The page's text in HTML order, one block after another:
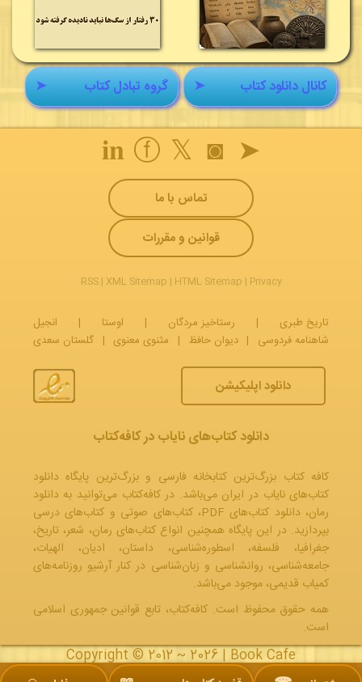
➤ گروه تبادل کتاب ➤ کانال دانلود کتاب
➤
◙
𝕏
ⓕ
𝐢𝐧
تماس با ما
قوانین و مقررات
RSS| XML Sitemap | HTML Sitemap | Privacy
تاریخ طبری | رستاخیز مردگان | اوستا |
انجیل
شاهنامه فردوسی | دیوان حافظ | مثنوی معنوی | گلستان سعدی
دانلود اپلیکیشن
دانلود کتاب‌های نایاب در کافه‌کتاب
کافه کتاب بزرگ‌ترین کتابخانه فارسی و بزرگ‌ترین پایگاه دانلود
کتاب‌های نایاب در ایران می‌باشد. در کافه‌کتاب می‌توانید به دانلود
رمان، دانلود کتاب‌های PDF، کتاب‌های صوتی و کتاب‌های درسی
بپردازید. در این پایگاه همچنین انواع کتاب‌های رمان، شعر، تاریخ،
جغرافیا، فلسفه، اسطوره‌شناسی، داستان، ادیان، الهیات،
جامعه‌شناسی، روانشناسی و زبان‌شناسی در کنار آرشیو روزنامه‌های
کمیاب قدیمی، موجود می‌باشد.
همه حقوق محفوظ است. کافه‌کتاب، تابع قوانین جمهوری‌ اسلامی
است.
Copyright © 2012 ~ 2026 | Book Cafe